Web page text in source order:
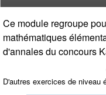
Ce module regroupe
mathématiques
d'annales du concours
D'autres exercices de niveau